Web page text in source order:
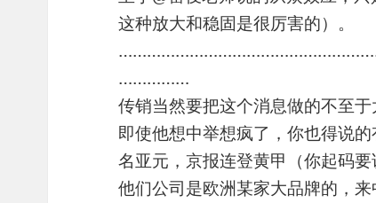
这种放大和稳固是很厉害的）。
……………
传销当然要把这个消息做的不至
即使他想中举想疯了，你也得说
名亚元，京报连登黄甲（你起码
他们公司是欧洲某家大品牌的，